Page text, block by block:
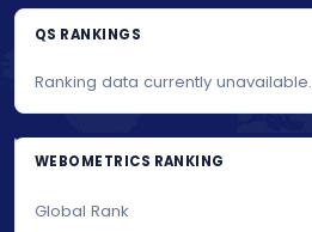
QS RANKINGS
Ranking data currently unavailable.
WEBOMETRICS RANKING
Global Rank